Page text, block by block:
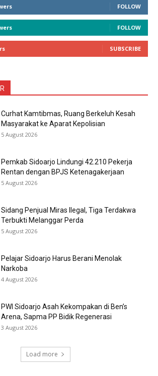
FOLLOW
FOLLOW
SUBSCRIBE
Curhat Kamtibmas, Ruang Berkeluh Kesah
Masyarakat ke Aparat Kepolisian
5 August 2026
Pemkab Sidoarjo Lindungi 42.210 Pekerja
Rentan dengan BPJS Ketenagakerjaan
5 August 2026
Sidang Penjual Miras Ilegal, Tiga Terdakwa
Terbukti Melanggar Perda
5 August 2026
Pelajar Sidoarjo Harus Berani Menolak
Narkoba
4 August 2026
PWI Sidoarjo Asah Kekompakan di Ben’s
Arena, Sapma PP Bidik Regenerasi
3 August 2026
Load more